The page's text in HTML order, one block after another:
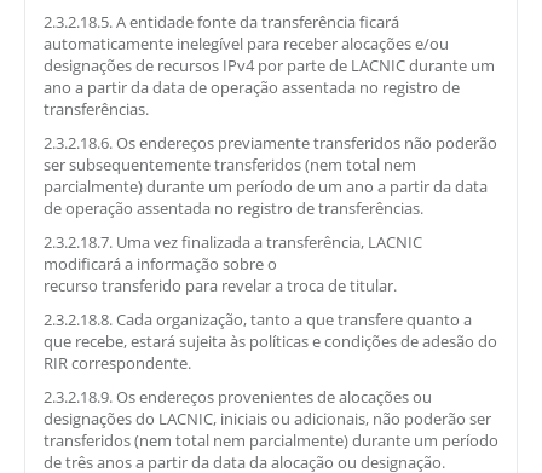
2.3.2.18.5. A entidade fonte da transferência ficará
automaticamente inelegível para receber alocações e/ou
designações de recursos IPv4 por parte de LACNIC durante um
ano a partir da data de operação assentada no registro de
transferências.
2.3.2.18.6. Os endereços previamente transferidos não poderão
ser subsequentemente transferidos (nem total nem
parcialmente) durante um período de um ano a partir da data
de operação assentada no registro de transferências.
2.3.2.18.7. Uma vez finalizada a transferência, LACNIC
modificará a informação sobre o
recurso transferido para revelar a troca de titular.
2.3.2.18.8. Cada organização, tanto a que transfere quanto a
que recebe, estará sujeita às políticas e condições de adesão do
RIR correspondente.
2.3.2.18.9. Os endereços provenientes de alocações ou
designações do LACNIC, iniciais ou adicionais, não poderão ser
transferidos (nem total nem parcialmente) durante um período
de três anos a partir da data da alocação ou designação.